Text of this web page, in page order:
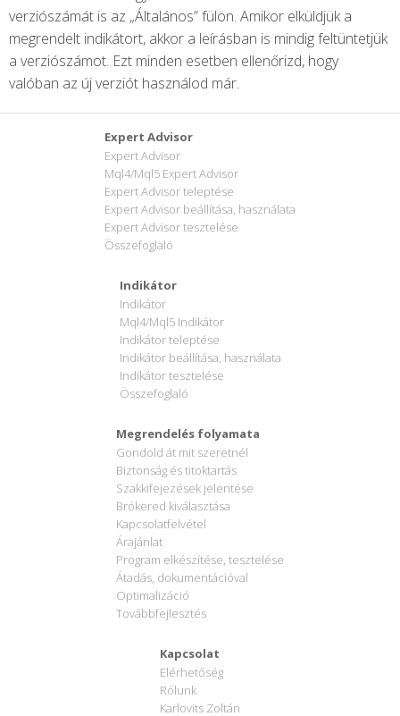
verziószámát is az „Általános” fülön. Amikor elküldjük a
megrendelt indikátort, akkor a leírásban is mindig feltüntetjük
a verziószámot. Ezt minden esetben ellenőrizd, hogy
valóban az új verziót használod már.
Expert Advisor
Expert Advisor
Mql4/Mql5 Expert Advisor
Expert Advisor teleptése
Expert Advisor beállítása, használata
Expert Advisor tesztelése
Összefoglaló
Indikátor
Indikátor
Mql4/Mql5 Indikátor
Indikátor teleptése
Indikátor beállítása, használata
Indikátor tesztelése
Összefoglaló
Megrendelés folyamata
Gondold át mit szeretnél
Biztonság és titoktartás
Szakkifejezések jelentése
Brókered kiválasztása
Kapcsolatfelvétel
Árajánlat
Program elkészítése, tesztelése
Átadás, dokumentációval
Optimalizáció
Továbbfejlesztés
Kapcsolat
Elérhetőség
Rólunk
Karlovits Zoltán